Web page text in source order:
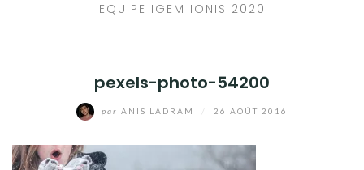
EQUIPE IGEM IONIS 2020
pexels-photo-54200
par ANIS LADRAM 26 AOÛT 2016
FacebookInstagram
Twitter